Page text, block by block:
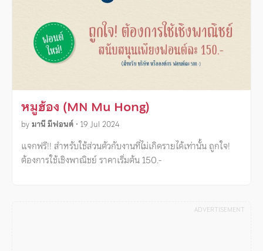
หมูฮ้อง (MN Mu Hong)
byมานี มีฟอนต์ • 19 Jul 2024
แจกฟรี!! สำหรับใช้ส่วนตัวกับงานที่ไม่เกิดรายได้เท่านั้น ถูกใจ!
ต้องการใช้เชิงพาณิชย์ ราคาเริ่มต้น 150.-